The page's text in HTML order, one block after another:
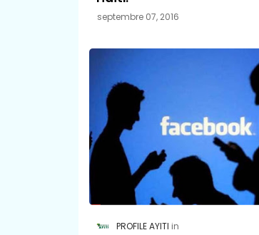
septembre 07, 2016
PROFILE AYITI